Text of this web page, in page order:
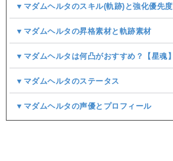
▼マダムヘルタのスキル(軌跡)と強化優先度
▼マダムヘルタの昇格素材と軌跡素材
▼マダムヘルタは何凸がおすすめ？【星魂】
▼マダムヘルタのステータス
▼マダムヘルタの声優とプロフィール